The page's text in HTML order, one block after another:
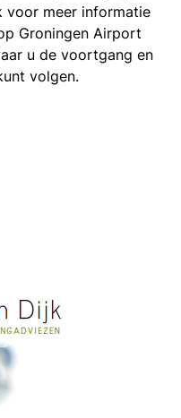
voor meer informatie
Groningen Airport
u de voortgang en
volgen.